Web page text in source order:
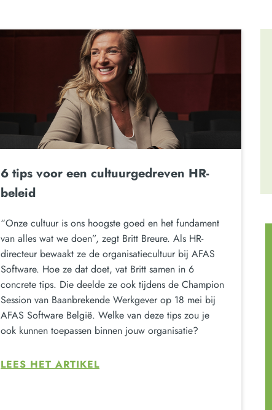
6 tips voor een cultuurgedreven HR-
beleid
“Onze cultuur is ons hoogste goed en het fundament
van alles wat we doen”, zegt Britt Breure. Als HR-
directeur bewaakt ze de organisatiecultuur bij AFAS
Software. Hoe ze dat doet, vat Britt samen in 6
concrete tips. Die deelde ze ook tijdens de Champion
Session van Baanbrekende Werkgever op 18 mei bij
AFAS Software België. Welke van deze tips zou je
ook kunnen toepassen binnen jouw organisatie?
LEES HET ARTIKEL